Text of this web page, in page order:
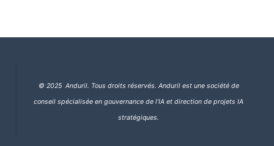
© 2025 Anduril. Tous droits réservés. Anduril est une société de
conseil spécialisée en gouvernance de l’IA et direction de projets IA
stratégiques.